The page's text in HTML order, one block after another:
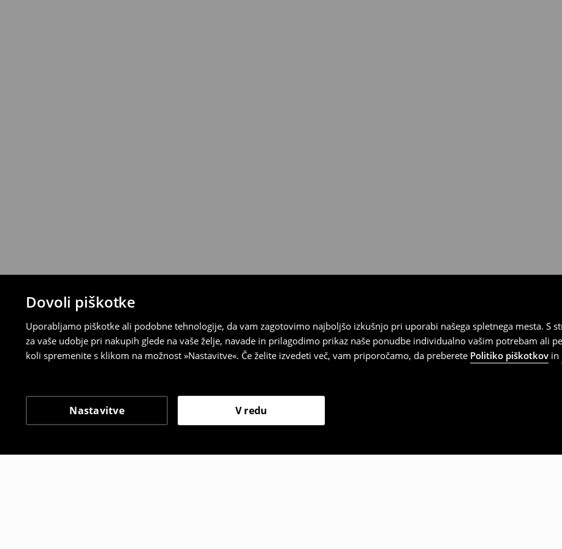
Dovoli piškotke
Uporabljamo piškotke ali podobne tehnologije, da vam zagotovimo najboljšo izkušnjo pri uporabi našega spletnega mesta. S
za vaše udobje pri nakupih glede na vaše želje, navade in prilagodimo prikaz naše ponudbe individualno vašim potrebam ali
koli spremenite s klikom na možnost »Nastavitve«. Če želite izvedeti več, vam priporočamo, da preberete Politiko piškotkov in
Nastavitve V redu